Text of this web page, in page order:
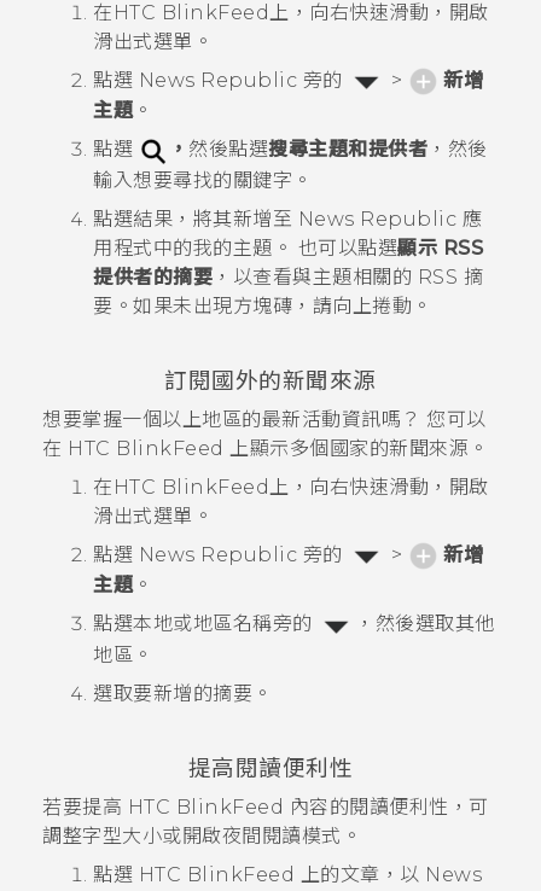
在 HTC BlinkFeed上，向右快速滑動，開啟
滑出式選單。
點選 News Republic 旁的 >
新增
主題。
點選
， 然後點選搜尋主題和提供者 ，然後
輸入想要尋找的關鍵字。
點選結果，將其新增至 News Republic 應
用程式中的我的主題 。 也可以點選顯示 RSS
提供者的摘要 ，以查看與主題相關的 RSS 摘
要。如果未出現方塊磚，請向上捲動。
訂閱國外的新聞來源
想要掌握一個以上地區的最新活動資訊嗎？ 您可以
在 HTC BlinkFeed 上顯示多個國家的新聞來源。
在 HTC BlinkFeed上，向右快速滑動，開啟
滑出式選單。
點選 News Republic 旁的 >
新增
主題。
點選本地或地區名稱旁的
，然後選取其他
地區。
選取要新增的摘要。
提高閱讀便利性
若要提高 HTC BlinkFeed 內容的閱讀便利性，可
調整字型大小或開啟夜間閱讀模式。
點選 HTC BlinkFeed 上的文章，以 News